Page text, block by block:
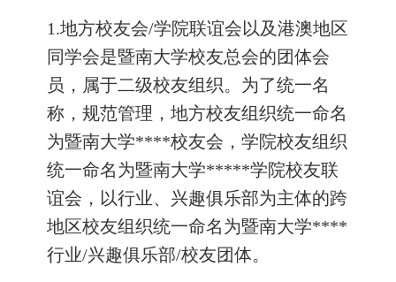
1.地方校友会/学院联谊会以及港澳地区
同学会是暨南大学校友总会的团体会
员，属于二级校友组织。为了统一名
称，规范管理，地方校友组织统一命名
为暨南大学****校友会，学院校友组织
统一命名为暨南大学*****学院校友联
谊会，以行业、兴趣俱乐部为主体的跨
地区校友组织统一命名为暨南大学****
行业/兴趣俱乐部/校友团体。